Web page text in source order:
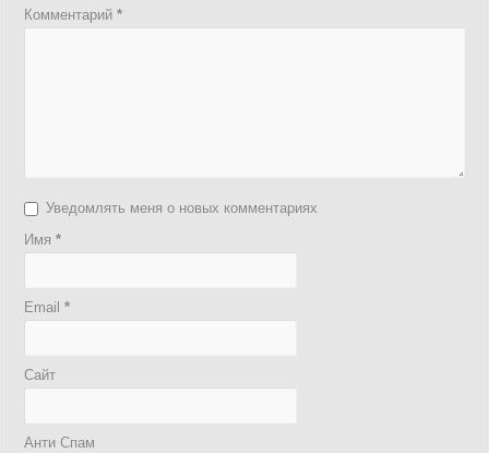
Комментарий*
Уведомлять меня о новых комментариях
Имя*
Email*
Сайт
Анти Спам